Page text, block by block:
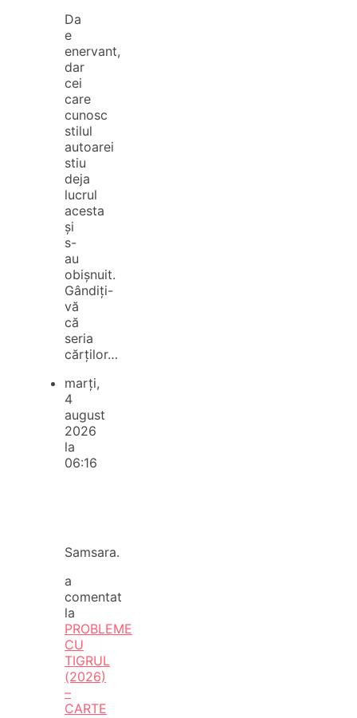
Da
e
enervant,
dar
cei
care
cunosc
stilul
autoarei
stiu
deja
lucrul
acesta
și
s-
au
obișnuit.
Gândiți-
vă
că
seria
cărților…
marți,
4
august
2026
la
06:16
Samsara.
a
comentat
la
PROBLEME
CU
TIGRUL
(2026)
–
CARTE